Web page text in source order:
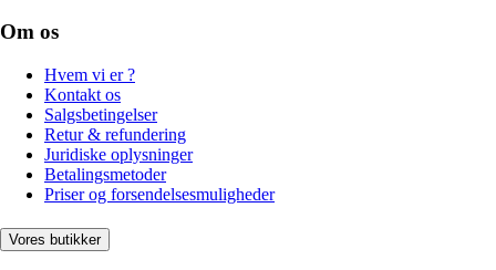
Om os
Hvem vi er ?
Kontakt os
Salgsbetingelser
Retur & refundering
Juridiske oplysninger
Betalingsmetoder
Priser og forsendelsesmuligheder
Vores butikker